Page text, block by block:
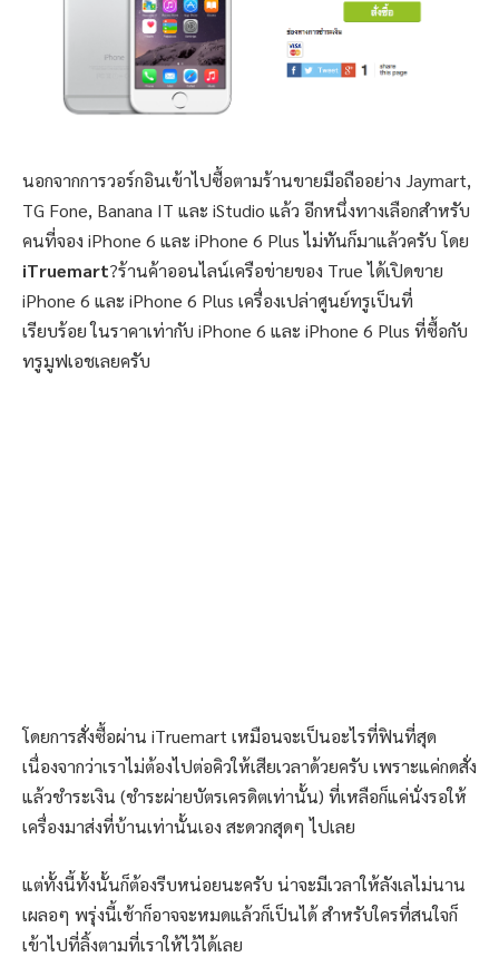
นอกจากการวอร์กอินเข้าไปซื้อตามร้านขายมือถืออย่าง Jaymart,
TG Fone, Banana IT และ iStudio แล้ว อีกหนึ่งทางเลือกสำหรับ
คนที่จอง iPhone 6 และ iPhone 6 Plus ไม่ทันก็มาแล้วครับ โดย
iTruemart?ร้านค้าออนไลน์เครือข่ายของ True ได้เปิดขาย
iPhone 6 และ iPhone 6 Plus เครื่องเปล่าศูนย์ทรูเป็นที่
เรียบร้อย ในราคาเท่ากับ iPhone 6 และ iPhone 6 Plus ที่ซื้อกับ
ทรูมูฟเอชเลยครับ
โดยการสั่งซื้อผ่าน iTruemart เหมือนจะเป็นอะไรที่ฟินที่สุด
เนื่องจากว่าเราไม่ต้องไปต่อคิวให้เสียเวลาด้วยครับ เพราะแค่กดสั่ง
แล้วชำระเงิน (ชำระผ่ายบัตรเครดิตเท่านั้น) ที่เหลือก็แค่นั่งรอให้
เครื่องมาส่งที่บ้านเท่านั้นเอง สะดวกสุดๆ ไปเลย
แต่ทั้งนี้ทั้งนั้นก็ต้องรีบหน่อยนะครับ น่าจะมีเวลาให้ลังเลไม่นาน
เผลอๆ พรุ่งนี้เช้าก็อาจจะหมดแล้วก็เป็นได้ สำหรับใครที่สนใจก็
เข้าไปที่ลิ้งตามที่เราให้ไว้ได้เลย